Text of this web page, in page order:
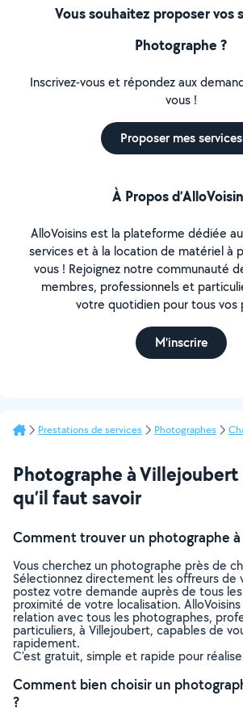
Vous souhaitez proposer vos
Photographe ?
Inscrivez-vous et répondez aux
vous !
Proposer mes services
À Propos
AlloVoisins est la plateforme dédiée
services et à la location de matériel à
vous ! Rejoignez notre communauté
membres, professionnels et
votre quotidien pour tous vos
M'inscrire
Prestations de services Photographes
Photographe à
qu’il faut savoir
Comment trouver un photographe
Vous cherchez un photographe près de
Sélectionnez directement les offreurs de
postez votre demande auprès de tous
proximité de votre localisation.
relation avec tous les photographes,
particuliers, à Villejoubert, capables de
rapidement.
C’est gratuit, simple et rapide pour
Comment bien choisir un
?